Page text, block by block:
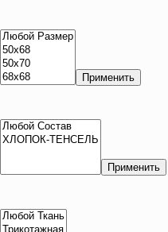
Применить
Применить